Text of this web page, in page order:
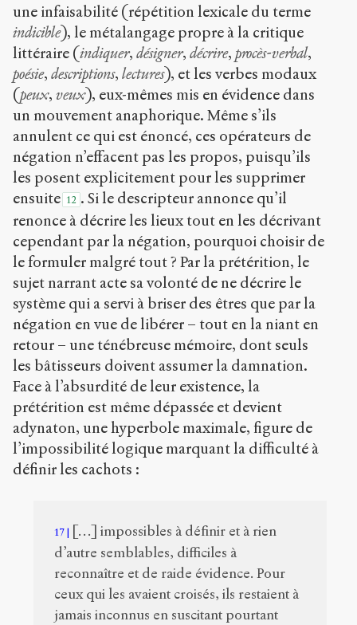
une infaisabilité (répétition lexicale du terme
indicible), le métalangage propre à la critique
littéraire (indiquer, désigner, décrire, procès-verbal,
poésie, descriptions, lectures), et les verbes modaux
(peux, veux), eux-mêmes mis en évidence dans
un mouvement anaphorique. Même s’ils
annulent ce qui est énoncé, ces opérateurs de
négation n’effacent pas les propos, puisqu’ils
les posent explicitement pour les supprimer
ensuite 12 . Si le descripteur annonce qu’il
renonce à décrire les lieux tout en les décrivant
cependant par la négation, pourquoi choisir de
le formuler malgré tout ? Par la prétérition, le
sujet narrant acte sa volonté de ne décrire le
système qui a servi à briser des êtres que par la
négation en vue de libérer – tout en la niant en
retour – une ténébreuse mémoire, dont seuls
les bâtisseurs doivent assumer la damnation.
Face à l’absurdité de leur existence, la
prétérition est même dépassée et devient
adynaton, une hyperbole maximale, figure de
l’impossibilité logique marquant la difficulté à
définir les cachots :
17
[…] impossibles à définir et à rien
d’autre semblables, difficiles à
reconnaître et de raide évidence. Pour
ceux qui les avaient croisés, ils restaient à
jamais inconnus en suscitant pourtant